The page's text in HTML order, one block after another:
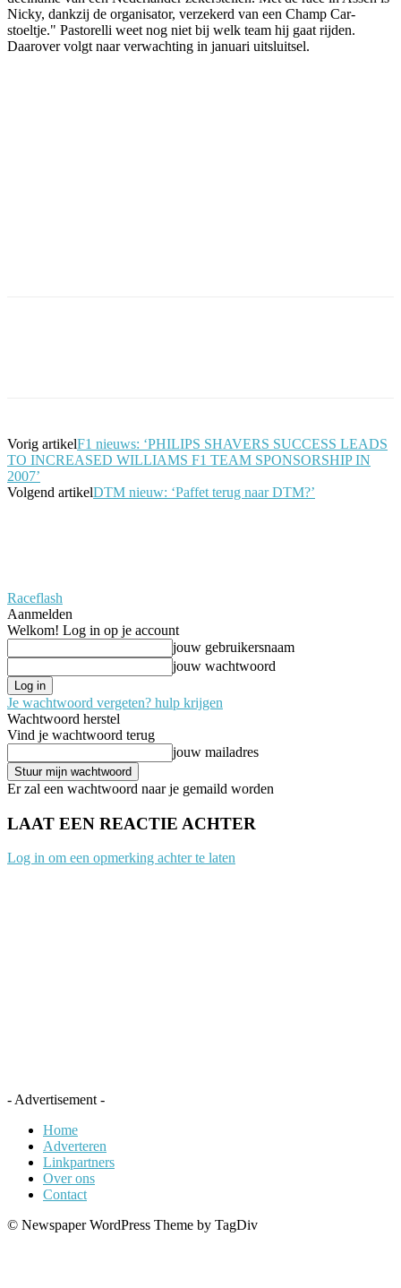
Nicky, dankzij de organisator, verzekerd van een Champ Car-
stoeltje." Pastorelli weet nog niet bij welk team hij gaat rijden.
Daarover volgt naar verwachting in januari uitsluitsel.
Vorig artikelF1 nieuws: ‘PHILIPS SHAVERS SUCCESS LEADS
TO INCREASED WILLIAMS F1 TEAM SPONSORSHIP IN
2007’
Volgend artikelDTM nieuw: ‘Paffet terug naar DTM?’
Raceflash
Aanmelden
Welkom! Log in op je account
jouw gebruikersnaam
jouw wachtwoord
Je wachtwoord vergeten? hulp krijgen
Wachtwoord herstel
Vind je wachtwoord terug
jouw mailadres
Er zal een wachtwoord naar je gemaild worden
LAAT EEN REACTIE ACHTER
Log in om een opmerking achter te laten
- Advertisement -
Home
Adverteren
Linkpartners
Over ons
Contact
© Newspaper WordPress Theme by TagDiv